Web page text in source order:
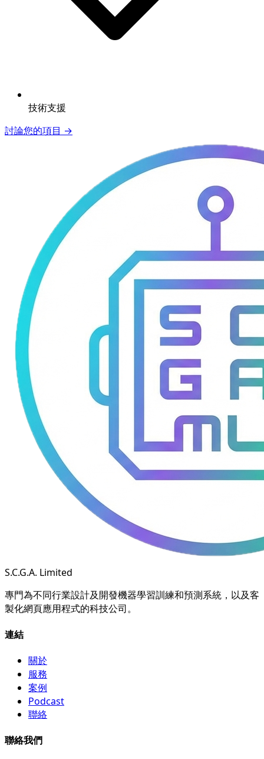
技術支援
討論您的項目 →
S.C.G.A. Limited
專門為不同行業設計及開發機器學習訓練和預測系統，以及客
製化網頁應用程式的科技公司。
連結
關於
服務
案例
Podcast
聯絡
聯絡我們